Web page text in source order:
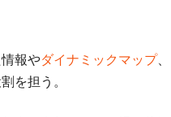
報やダイナミックマップ、
を担う。